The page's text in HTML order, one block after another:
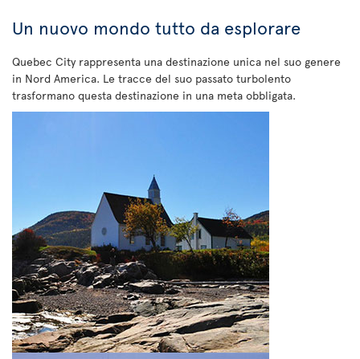
Un nuovo mondo tutto da esplorare
Quebec City rappresenta una destinazione unica nel suo genere
in Nord America. Le tracce del suo passato turbolento
trasformano questa destinazione in una meta obbligata.